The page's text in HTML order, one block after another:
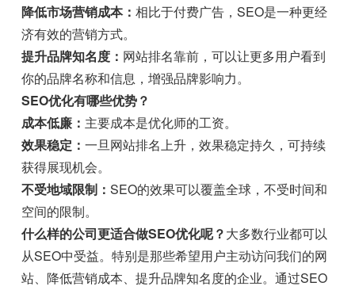
降低市场营销成本：相比于付费广告，SEO是一种更经
济有效的营销方式。
提升品牌知名度： 网站排名靠前，可以让更多用户看到
你的品牌名称和信息，增强品牌影响力。
SEO优化有哪些优势？
成本低廉： 主要成本是优化师的工资。
效果稳定：一旦网站排名上升，效果稳定持久，可持续
获得展现机会。
不受地域限制：SEO的效果可以覆盖全球，不受时间和
空间的限制。
什么样的公司更适合做SEO优化呢？大多数行业都可以
从SEO中受益。特别是那些希望用户主动访问我们的网
站、降低营销成本、提升品牌知名度的企业。通过SEO